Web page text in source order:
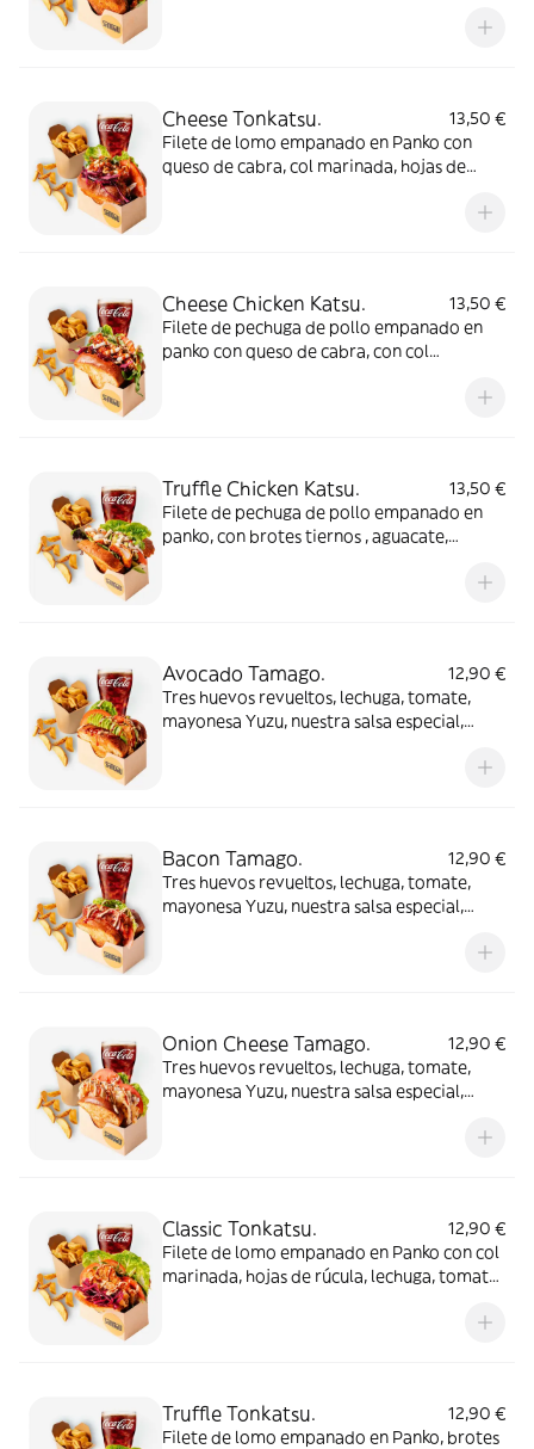
Cheese Tonkatsu.
13,50 €
Filete de lomo empanado en Panko con
queso de cabra, col marinada, hojas de
Cheese Chicken Katsu.
13,50 €
Filete de pechuga de pollo empanado en
panko con queso de cabra, con col
mayonesa yuzu , semillas de sésamo y salsa
Truffle Chicken Katsu.
13,50 €
Filete de pechuga de pollo empanado en
panko, con brotes tiernos , aguacate,
Avocado Tamago.
12,90 €
Tres huevos revueltos, lechuga, tomate,
mayonesa Yuzu, nuestra salsa especial,
Bacon Tamago.
12,90 €
Tres huevos revueltos, lechuga, tomate,
mayonesa Yuzu, nuestra salsa especial,
Onion Cheese Tamago.
12,90 €
Tres huevos revueltos, lechuga, tomate,
mayonesa Yuzu, nuestra salsa especial,
Classic Tonkatsu.
12,90 €
Filete de lomo empanado en Panko con col
marinada, hojas de rúcula, lechuga, tomate,
Truffle Tonkatsu.
12,90 €
Filete de lomo empanado en Panko, brotes